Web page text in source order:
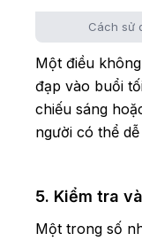
Cách sử
Một điều
đạp vào buổi
chiếu sáng
người có thể
5. Kiểm tra
Một trong số